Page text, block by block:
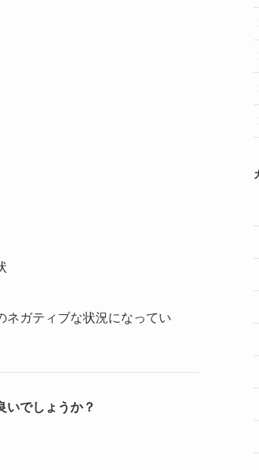
ネガティブな状況になってい
いでしょうか？